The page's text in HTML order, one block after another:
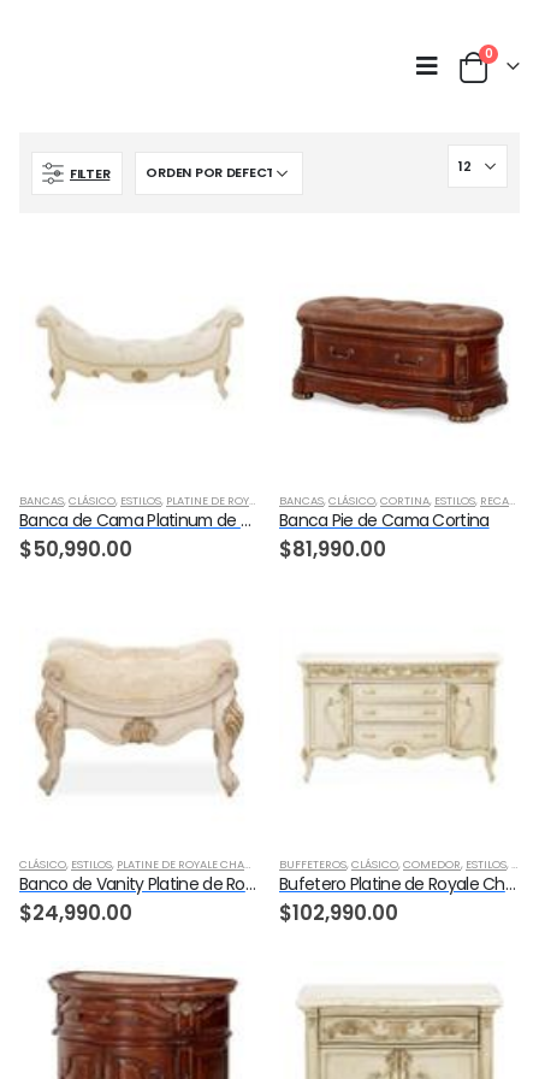
0
FILTER
BANCAS,CLÁSICO, ESTILOS, PLATINE DE ROYALE CHAMPAGNE ,RECAMARA
Banca de Cama Platinum de Royale Champagne
$50,990.00
BANCAS,CLÁSICO,CORTINA, ESTILOS, RECAMARA
Banca Pie de Cama Cortina
$81,990.00
CLÁSICO, ESTILOS, PLATINE DE ROYALE CHAMPAGNE ,RECAMARA,VANITY/ESCRITORIO
Banco de Vanity Platine de Royale Champagne
$24,990.00
BUFFETEROS,CLÁSICO,COMEDOR, ESTILOS,
Bufetero Platine de Royale Champagne
$102,990.00